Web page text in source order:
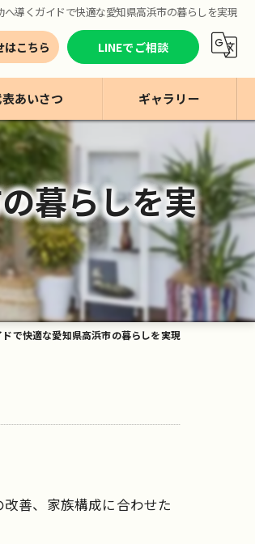
へ導くガイドで快適な愛知県高浜市の暮らしを実現
はこちら LINEでご相談
あいさつ ギャラリー
暮らしを実
で快適な愛知県高浜市の暮らしを実現
善、家族構成に合わせた